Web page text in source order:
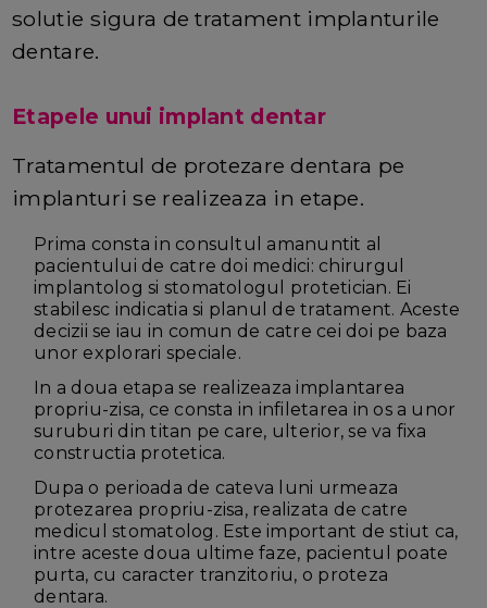
solutie sigura de tratament implanturile
dentare.
Etapele unui implant dentar
Tratamentul de protezare dentara pe
implanturi se realizeaza in etape.
Prima consta in consultul amanuntit al
pacientului de catre doi medici: chirurgul
implantolog si stomatologul protetician. Ei
stabilesc indicatia si planul de tratament. Aceste
decizii se iau in comun de catre cei doi pe baza
unor explorari speciale.
In a doua etapa se realizeaza implantarea
propriu-zisa, ce consta in infiletarea in os a unor
suruburi din titan pe care, ulterior, se va fixa
constructia protetica.
Dupa o perioada de cateva luni urmeaza
protezarea propriu-zisa, realizata de catre
medicul stomatolog. Este important de stiut ca,
intre aceste doua ultime faze, pacientul poate
purta, cu caracter tranzitoriu, o proteza
dentara.